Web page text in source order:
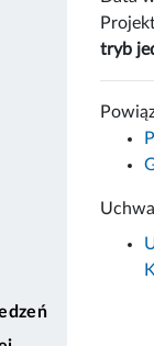
tryb